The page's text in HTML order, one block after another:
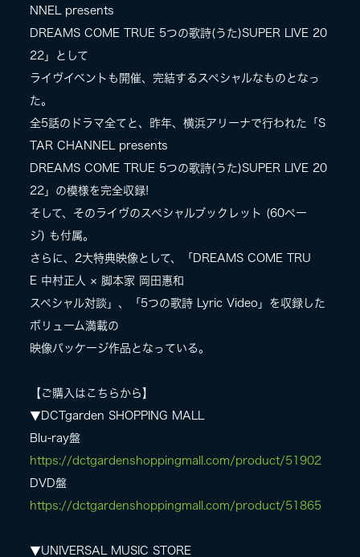
NNEL presents
DREAMS COME TRUE 5つの歌詩(うた)SUPER LIVE 20
22」として
ライヴイベントも開催、完結するスペシャルなものとなっ
た。
全5話のドラマ全てと、昨年、横浜アリーナで行われた「S
TAR CHANNEL presents
DREAMS COME TRUE 5つの歌詩(うた)SUPER LIVE 20
22」の模様を完全収録!
そして、そのライヴのスペシャルブックレット (60ペー
ジ) も付属。
さらに、2大特典映像として、「DREAMS COME TRU
E 中村正人 × 脚本家 岡田惠和
スペシャル対談」、「5つの歌詩 Lyric Video」を収録した
ボリューム満載の
映像パッケージ作品となっている。
【ご購入はこちらから】
▼DCTgarden SHOPPING MALL
Blu-ray盤
https://dctgardenshoppingmall.com/product/51902
DVD盤
https://dctgardenshoppingmall.com/product/51865
▼UNIVERSAL MUSIC STORE